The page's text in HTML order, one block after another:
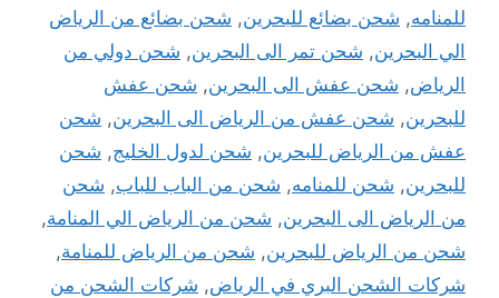
للمنامه, شحن بضائع للبحرين, شحن بضائع من الرياض
الي البحرين, شحن تمر الى البحرين, شحن دولي من
الرياض, شحن عفش الى البحرين, شحن عفش
للبحرين, شحن عفش من الرياض الى البحرين, شحن
عفش من الرياض للبحرين, شحن لدول الخليج, شحن
للبحرين, شحن للمنامه, شحن من الباب للباب, شحن
من الرياض الى البحرين, شحن من الرياض الي المنامة,
شحن من الرياض للبحرين, شحن من الرياض للمنامة,
شركات الشحن البري في الرياض, شركات الشحن من